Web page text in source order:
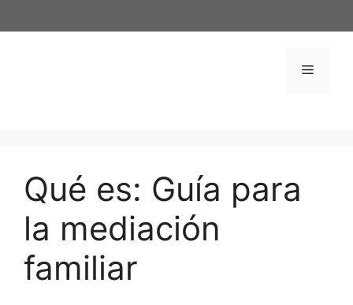
al
Menú
Qué es: Guía para
la mediación
familiar